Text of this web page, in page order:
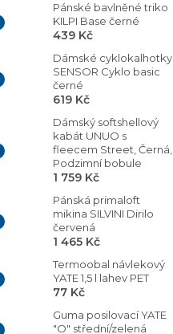
Pánské bavlněné triko
KILPI Base černé
439 Kč
Dámské cyklokalhotky
SENSOR Cyklo basic
černé
619 Kč
Dámský softshellový
kabát UNUO s
fleecem Street, Černá,
Podzimní bobule
1 759 Kč
Pánská primaloft
mikina SILVINI Dirilo
červená
1 465 Kč
Termoobal návlekový
YATE 1,5 l lahev PET
77 Kč
Guma posilovací YATE
"O" střední/zelená